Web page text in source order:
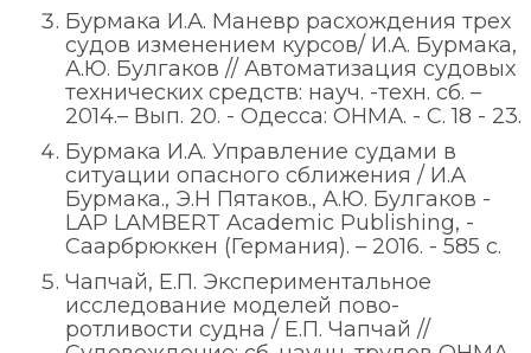
Бурмака И.А. Маневр расхождения трех
судов изменением курсов/ И.А. Бурмака,
А.Ю. Булгаков // Автоматизация судовых
технических средств: науч. -техн. сб. –
2014.– Вып. 20. - Одесса: ОНМА. - С. 18 - 23.
Бурмака И.А. Управление судами в
ситуации опасного сближения / И.А
Бурмака., Э.Н Пятаков., А.Ю. Булгаков -
LAP LAMBERT Academic Publishing, -
Саарбрюккен (Германия). – 2016. - 585 с.
Чапчай, Е.П. Экспериментальное
исследование моделей пово-
ротливости судна / Е.П. Чапчай //